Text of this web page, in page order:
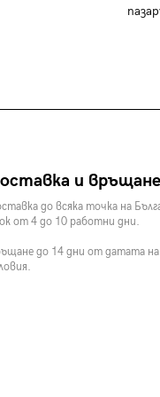
и връщане
до всяка точка на
от 4 до 10 работни дни.
до 14 дни от датата